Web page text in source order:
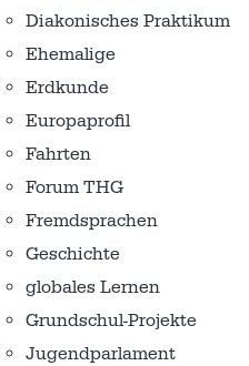
Diakonisches Praktikum
Ehemalige
Erdkunde
Europaprofil
Fahrten
Forum THG
Fremdsprachen
Geschichte
globales Lernen
Grundschul-Projekte
Jugendparlament